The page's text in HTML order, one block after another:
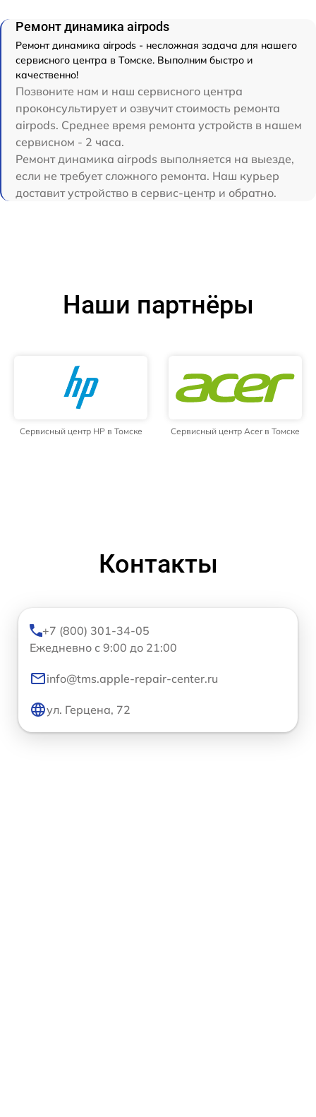
Ремонт динамика airpods
Ремонт динамика airpods - несложная задача для нашего
сервисного центра в Томске. Выполним быстро и
качественно!
Позвоните нам и наш сервисного центра
проконсультирует и озвучит стоимость ремонта
airpods. Среднее время ремонта устройств в нашем
сервисном - 2 часа.
Ремонт динамика airpods выполняется на выезде,
если не требует сложного ремонта. Наш курьер
доставит устройство в сервис-центр и обратно.
Наши партнёры
Сервисный центр HP в Томске Сервисный центр Acer в Томске
Контакты
+7 (800) 301-34-05
Ежедневно с 9:00 до 21:00
info@tms.apple-repair-center.ru
ул. Герцена, 72